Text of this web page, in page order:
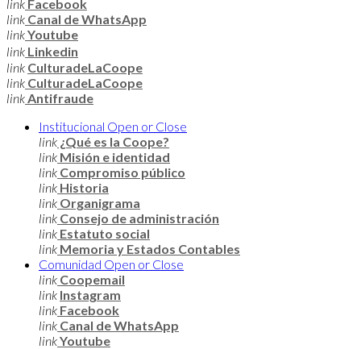
link Facebook
link Canal de WhatsApp
linkYoutube
link Linkedin
link CulturadeLaCoope
link CulturadeLaCoope
linkAntifraude
Institucional Open or Close
link ¿Qué es la Coope?
link Misión e identidad
link Compromiso público
link Historia
link Organigrama
link Consejo de administración
link Estatuto social
link Memoria y Estados Contables
Comunidad Open or Close
link Coopemail
link Instagram
link Facebook
link Canal de WhatsApp
linkYoutube